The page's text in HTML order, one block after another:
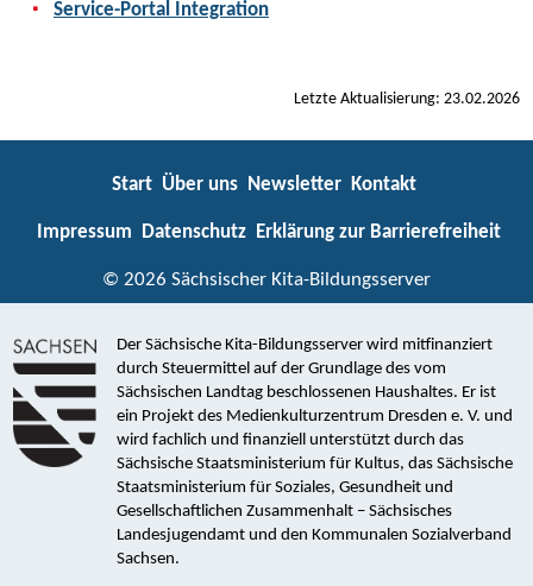
Service-Portal Integration
Letzte Aktualisierung: 23.02.2026
Start Über uns Newsletter Kontakt
Impressum Datenschutz Erklärung zur Barrierefreiheit
© 2026 Sächsischer Kita-Bildungsserver
Der Sächsische Kita-Bildungsserver wird mitfinanziert
durch Steuermittel auf der Grundlage des vom
Sächsischen Landtag beschlossenen Haushaltes. Er ist
ein Projekt des Medienkulturzentrum Dresden e. V. und
wird fachlich und finanziell unterstützt durch das
Sächsische Staatsministerium für Kultus, das Sächsische
Staatsministerium für Soziales, Gesundheit und
Gesellschaftlichen Zusammenhalt – Sächsisches
Landesjugendamt und den Kommunalen Sozialverband
Sachsen.